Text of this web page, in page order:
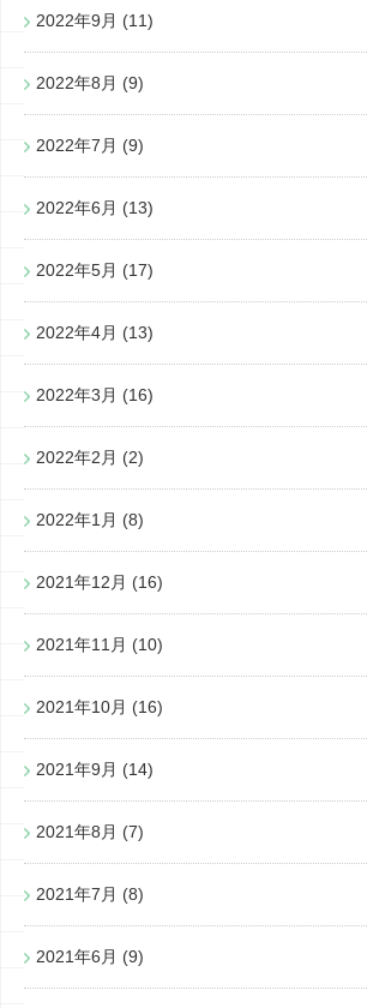
2022年9月 (11)
2022年8月 (9)
2022年7月 (9)
2022年6月 (13)
2022年5月 (17)
2022年4月 (13)
2022年3月 (16)
2022年2月 (2)
2022年1月 (8)
2021年12月 (16)
2021年11月 (10)
2021年10月 (16)
2021年9月 (14)
2021年8月 (7)
2021年7月 (8)
2021年6月 (9)